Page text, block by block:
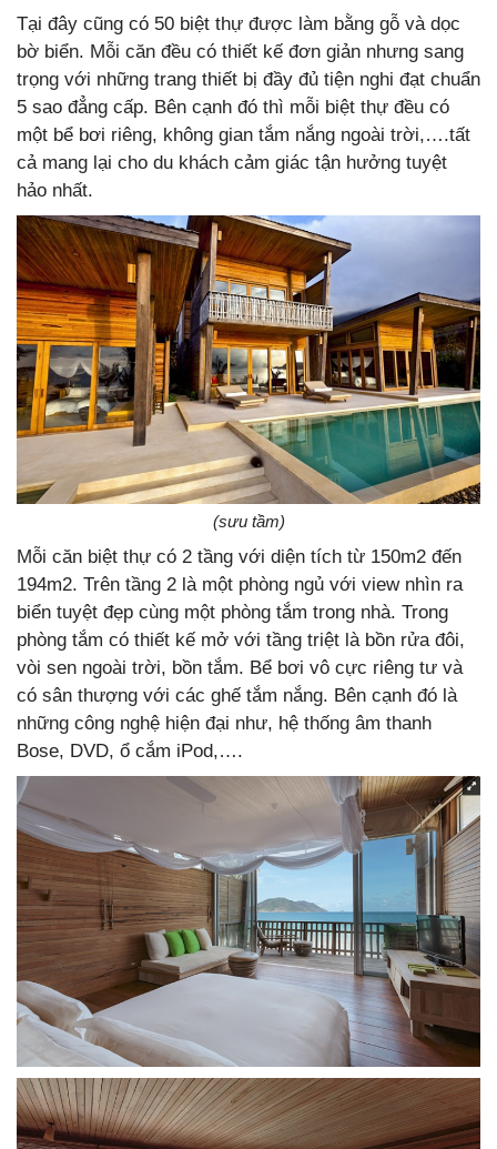
Tại đây cũng có 50 biệt thự được làm bằng gỗ và dọc
bờ biển. Mỗi căn đều có thiết kế đơn giản nhưng sang
trọng với những trang thiết bị đầy đủ tiện nghi đạt chuẩn
5 sao đẳng cấp. Bên cạnh đó thì mỗi biệt thự đều có
một bể bơi riêng, không gian tắm nắng ngoài trời,….tất
cả mang lại cho du khách cảm giác tận hưởng tuyệt
hảo nhất.
(sưu tầm)
Mỗi căn biệt thự có 2 tầng với diện tích từ 150m2 đến
194m2. Trên tầng 2 là một phòng ngủ với view nhìn ra
biển tuyệt đẹp cùng một phòng tắm trong nhà. Trong
phòng tắm có thiết kế mở với tầng triệt là bồn rửa đôi,
vòi sen ngoài trời, bồn tắm. Bể bơi vô cực riêng tư và
có sân thượng với các ghế tắm nắng. Bên cạnh đó là
những công nghệ hiện đại như, hệ thống âm thanh
Bose, DVD, ổ cắm iPod,….